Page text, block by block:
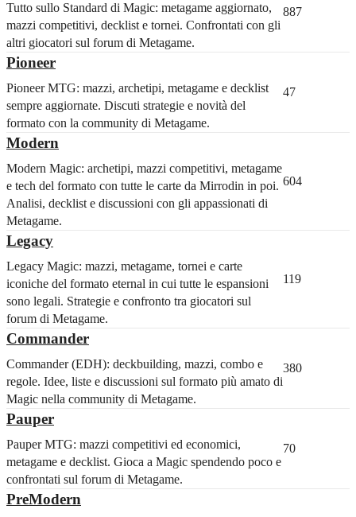
Tutto sullo Standard di Magic: metagame aggiornato,
mazzi competitivi, decklist e tornei. Confrontati con gli
altri giocatori sul forum di Metagame.
887
Pioneer
Pioneer MTG: mazzi, archetipi, metagame e decklist
sempre aggiornate. Discuti strategie e novità del
formato con la community di Metagame.
47
Modern
Modern Magic: archetipi, mazzi competitivi, metagame
e tech del formato con tutte le carte da Mirrodin in poi.
Analisi, decklist e discussioni con gli appassionati di
Metagame.
604
Legacy
Legacy Magic: mazzi, metagame, tornei e carte
iconiche del formato eternal in cui tutte le espansioni
sono legali. Strategie e confronto tra giocatori sul
forum di Metagame.
119
Commander
Commander (EDH): deckbuilding, mazzi, combo e
regole. Idee, liste e discussioni sul formato più amato di
Magic nella community di Metagame.
380
Pauper
Pauper MTG: mazzi competitivi ed economici,
metagame e decklist. Gioca a Magic spendendo poco e
confrontati sul forum di Metagame.
70
PreModern